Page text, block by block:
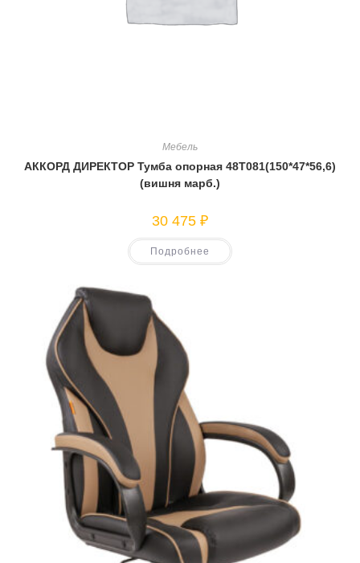
Мебель
АККОРД ДИРЕКТОР Тумба опорная 48Т081(150*47*56,6)
(вишня марб.)
30 475 ₽
Подробнее